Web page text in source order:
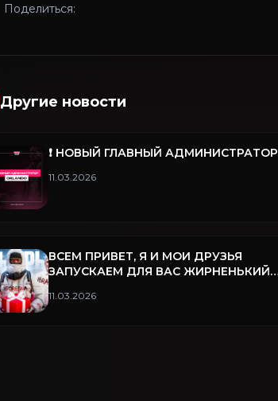
Поделиться:
Другие новости
❗️ НОВЫЙ ГЛАВНЫЙ АДМИНИСТРАТОР
11.03.2026
ВСЕМ ПРИВЕТ, Я И МОИ ДРУЗЬЯ
ЗАПУСКАЕМ ДЛЯ ВАС ЖИРНЕНЬКИЙ
11.03.2026